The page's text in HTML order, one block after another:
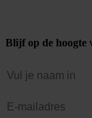
Blijf op de hoogte